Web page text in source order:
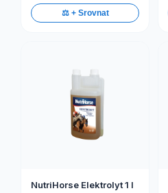
⚖️ + Srovnat
NutriHorse Elektrolyt 1 l